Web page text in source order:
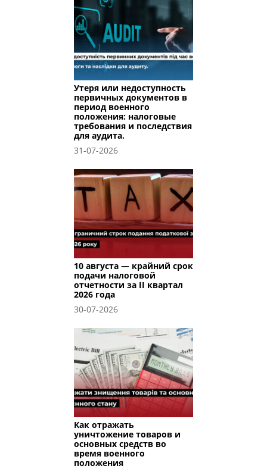
Утеря или недоступность
первичных документов в
период военного
положения: налоговые
требования и последствия
для аудита.
31-07-2026
10 августа — крайний срок
подачи налоговой
отчетности за II квартал
2026 года
30-07-2026
Как отражать
уничтожение товаров и
основных средств во
время военного
положения